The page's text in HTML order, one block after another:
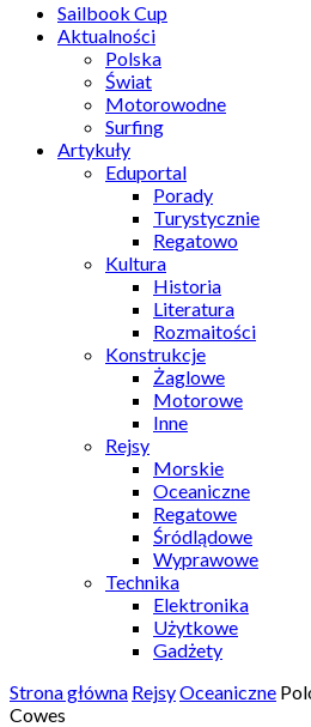
Sailbook Cup
Aktualności
Polska
Świat
Motorowodne
Surfing
Artykuły
Eduportal
Porady
Turystycznie
Regatowo
Kultura
Historia
Literatura
Rozmaitości
Konstrukcje
Żaglowe
Motorowe
Inne
Rejsy
Morskie
Oceaniczne
Regatowe
Śródlądowe
Wyprawowe
Technika
Elektronika
Użytkowe
Gadżety
Strona główna RejsyOceaniczne
Cowes